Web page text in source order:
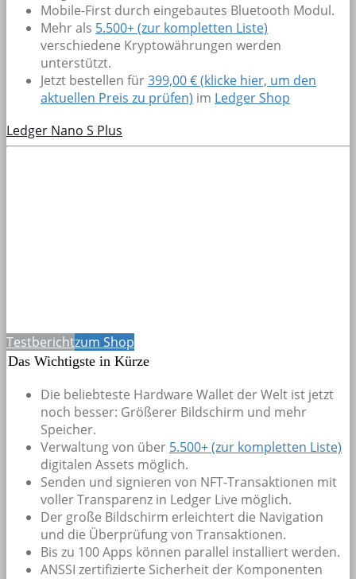
Mobile-First durch eingebautes Bluetooth Modul.
Mehr als 5.500+(zur kompletten Liste)
verschiedene Kryptowährungen werden
unterstützt.
Jetzt bestellen für399,00 € (klicke hier, um den
aktuellen Preis zu prüfen) im Ledger Shop
Ledger Nano S Plus
Testberichtzum Shop
Das Wichtigste in Kürze
Die beliebteste Hardware Wallet der Welt ist jetzt
noch besser: Größerer Bildschirm und mehr
Speicher.
Verwaltung von über 5.500+(zur kompletten Liste)
digitalen Assets möglich.
Senden und signieren von NFT-Transaktionen mit
voller Transparenz in Ledger Live möglich.
Der große Bildschirm erleichtert die Navigation
und die Überprüfung von Transaktionen.
Bis zu 100 Apps können parallel installiert werden.
ANSSI zertifizierte Sicherheit der Komponenten